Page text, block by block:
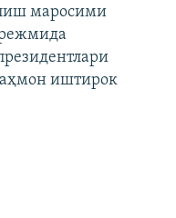
маросими
иштирок